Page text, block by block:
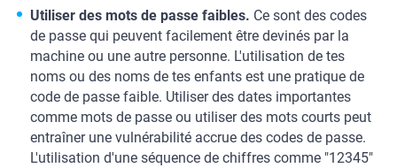
Utiliser des mots de passe faibles. Ce sont des codes
de passe qui peuvent facilement être devinés par la
machine ou une autre personne. L'utilisation de tes
noms ou des noms de tes enfants est une pratique de
code de passe faible. Utiliser des dates importantes
comme mots de passe ou utiliser des mots courts peut
entraîner une vulnérabilité accrue des codes de passe.
L'utilisation d'une séquence de chiffres comme "12345"